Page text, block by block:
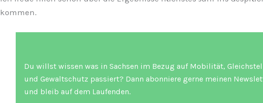
kommen.
Du willst wissen was in Sachsen im Bezug auf Mobilität,
und Gewaltschutz passiert? Dann abonniere gerne meinen
und bleib auf dem Laufenden.